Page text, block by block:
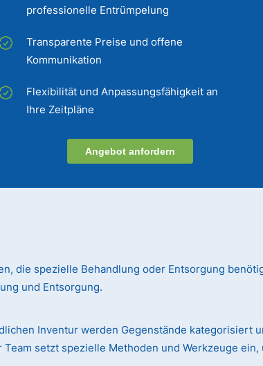
professionelle Entrümpelung
Transparente Preise und offene
Kommunikation
Flexibilität und Anpassungsfähigkeit an
Ihre Zeitpläne
Angebot anfordern
die spezielle Behandlung oder Entsorgung
und Entsorgung.
Inventur werden Gegenstände kategorisiert
setzt spezielle Methoden und Werkzeuge